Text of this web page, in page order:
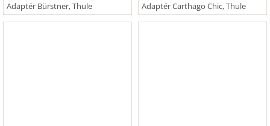
Adaptér Bürstner, Thule Adaptér Carthago Chic, Thule